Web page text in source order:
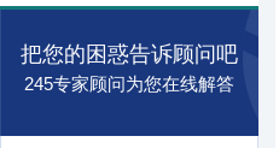
把您的困惑告诉顾问吧
245专家顾问为您在线解答